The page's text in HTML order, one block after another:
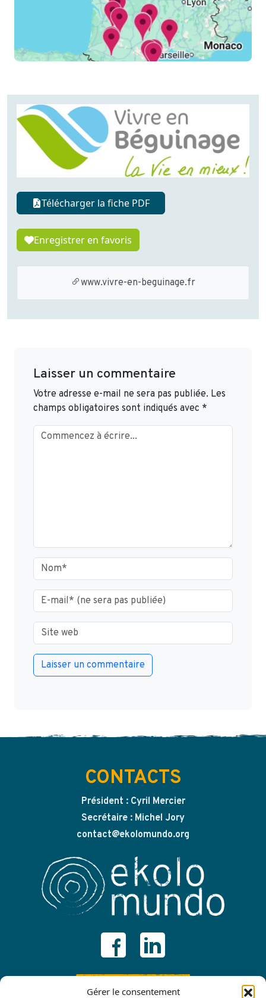
Gérer le consentement
Télécharger la fiche PDF
Enregistrer en favoris
www.vivre-en-beguinage.fr
Laisser un commentaire
Votre adresse e-mail ne sera pas publiée. Les
champs obligatoires sont indiqués avec *
CONTACTS
Président : Cyril Mercier
Secrétaire : Michel Jory
contact@ekolomundo.org
ADHÉRER